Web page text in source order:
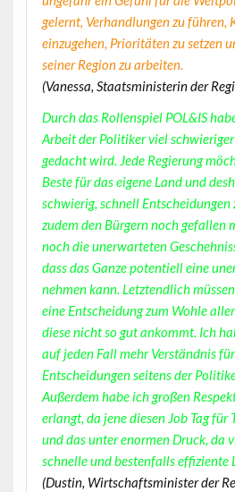
gelernt, Verhandlungen zu führen,
einzugehen, Prioritäten zu setzen
seiner Region zu arbeiten.
(Vanessa, Staatsministerin der
Durch das Rollenspiel POL&IS
Arbeit der Politiker viel
gedacht wird. Jede Regierung
Beste für das eigene Land und
schwierig, schnell
zudem den Bürgern noch gefallen
noch die unerwarteten
dass das Ganze potentiell eine
nehmen kann. Letztendlich
eine Entscheidung zum Wohle
diese nicht so gut ankommt. Ich
auf jeden Fall mehr Verständnis
Entscheidungen seitens der
Außerdem habe ich großen
erlangt, da jene diesen Job Tag für
und das unter enormen Druck, da
schnelle und bestenfalls effiziente
(Dustin, Wirtschaftsminister der